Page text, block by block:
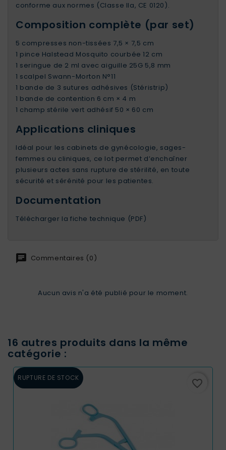
conforme aux normes (Classe IIa, CE 0120).
Composition complète (par set)
5 compresses non-tissées 7,5 × 7,5 cm
1 pince Halstead Mosquito courbée 12 cm
1 seringue de 2 ml avec aiguille 25G 5,8 mm
1 scalpel Swann-Morton N°11
1 bande de 3 sutures adhésives (Stéristrip)
1 bande de contention 6 cm × 4 m
1 champ stérile vert adhésif 50 × 60 cm
Applications cliniques
Idéal pour les cabinets de gynécologie, sages-
femmes ou cliniques, ce lot permet d’enchaîner
plusieurs actes sans rupture de stérilité, en toute
sécurité et sérénité pour les patientes.
Documentation
Télécharger la fiche technique (PDF)
Commentaires (0)
Aucun avis n'a été publié pour le moment.
16 autres produits dans la même
catégorie :
RUPTURE DE STOCK favorite_border